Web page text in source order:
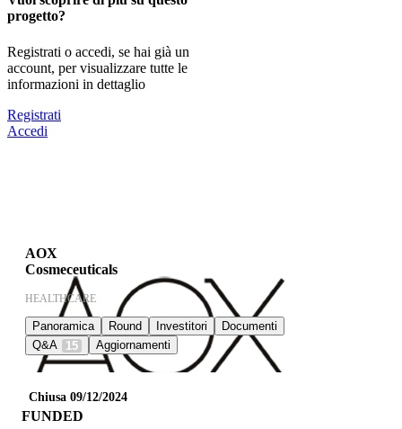
progetto?
Registrati o accedi, se hai già un
account, per visualizzare tutte le
informazioni in dettaglio
Registrati
Accedi
AOX
Cosmeceuticals
HEALTHCARE
Panoramica Round Investitori
Documenti
Q&A
15 Aggiornamenti
Chiusa 09/12/2024
FUNDED